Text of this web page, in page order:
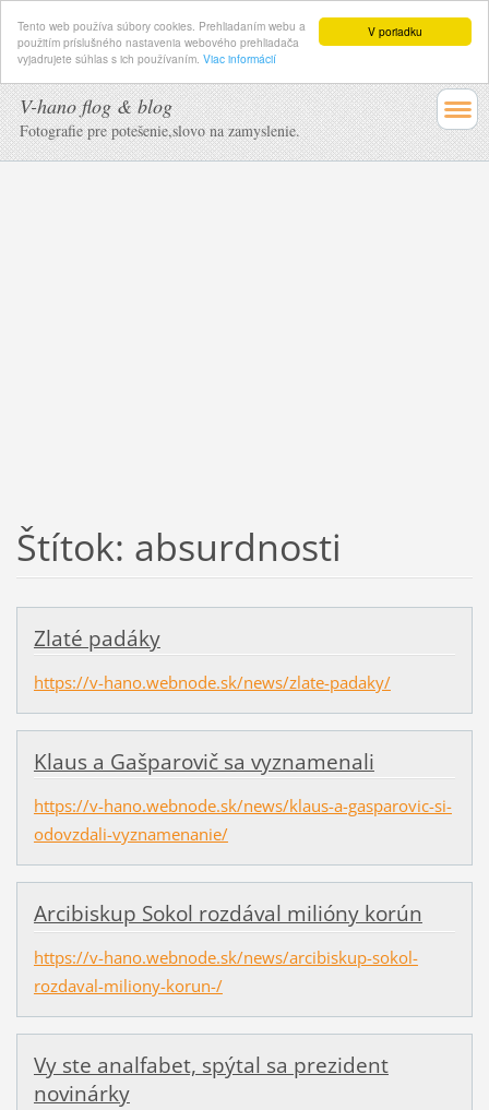
V poriadku
Tento web používa súbory cookies. Prehliadaním webu a
použitím príslušného nastavenia webového prehliadača
vyjadrujete súhlas s ich používaním. Viac informácií
V-hano flog & blog
Fotografie pre potešenie,slovo na zamyslenie.
Štítok: absurdnosti
Zlaté padáky
https://v-hano.webnode.sk/news/zlate-padaky/
Klaus a Gašparovič sa vyznamenali
https://v-hano.webnode.sk/news/klaus-a-gasparovic-si-
odovzdali-vyznamenanie/
Arcibiskup Sokol rozdával milióny korún
https://v-hano.webnode.sk/news/arcibiskup-sokol-
rozdaval-miliony-korun-/
Vy ste analfabet, spýtal sa prezident
novinárky